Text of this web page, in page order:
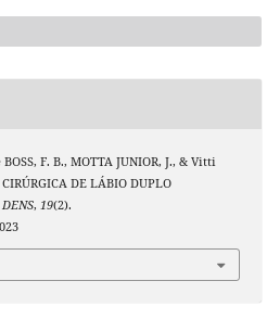
F. B., MOTTA JUNIOR, J., & Vitti
DE LÁBIO DUPLO
DENS, 19(2).